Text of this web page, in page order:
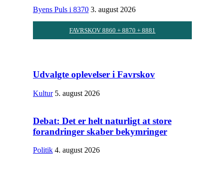
Byens Puls i 8370 3. august 2026
FAVRSKOV 8860 + 8870 + 8881
Udvalgte oplevelser i Favrskov
Kultur 5. august 2026
Debat: Det er helt naturligt at store
forandringer skaber bekymringer
Politik 4. august 2026